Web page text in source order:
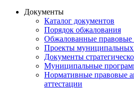
Документы
Каталог документов
Порядок обжалования
Обжалованные правовые
Проекты муниципальных
Документы
Муниципальные
Нормативные правовые
аттестации